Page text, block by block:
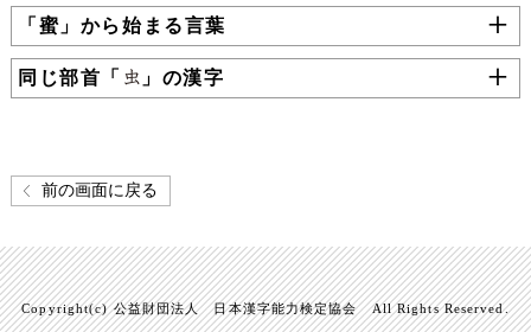
「蜜」から始まる言葉
同じ部首「 」の漢字
前の画面に戻る
Copyright(c) 公益財団法人 日本漢字能力検定協会 All Rights Reserved.